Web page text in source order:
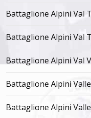
Battaglione Alpini Val
Battaglione Alpini Val
Battaglione Alpini Val
Battaglione Alpini
Battaglione Alpini